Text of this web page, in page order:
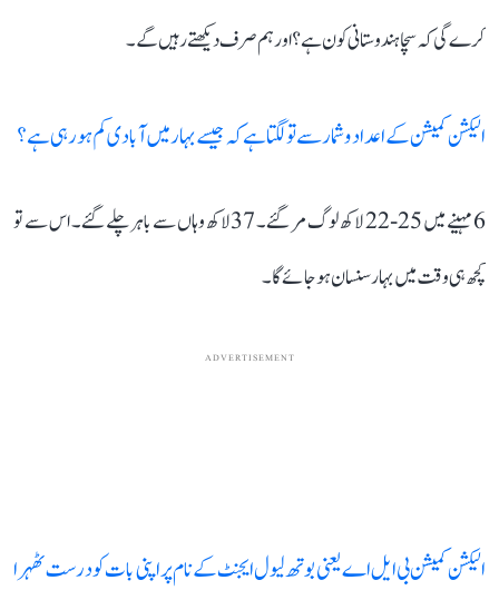
کرے گی کہ سچا ہندوستانی کون ہے؟ اور ہم صرف دیکھتے رہیں گے۔
الیکشن کمیشن کے اعداد و شمار سے تو لگتا ہے کہ جیسے بہار میں آبادی کم ہو رہی ہے؟
6 مہینے میں 25-22 لاکھ لوگ مر گئے۔ 37 لاکھ وہاں سے باہر چلے گئے۔ اس سے تو
کچھ ہی وقت میں بہار سنسان ہو جائے گا۔
ADVERTISEMENT
الیکشن کمیشن بی ایل اے یعنی بوتھ لیول ایجنٹ کے نام پر اپنی بات کو درست ٹھہرا